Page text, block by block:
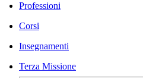
Professioni
Corsi
Insegnamenti
Terza Missione